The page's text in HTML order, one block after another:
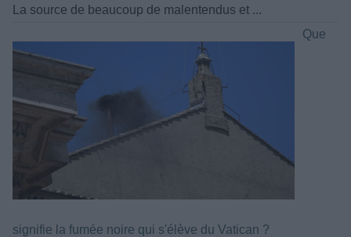
La source de beaucoup de malentendus et ...
Que
signifie la fumée noire qui s'élève du Vatican ?